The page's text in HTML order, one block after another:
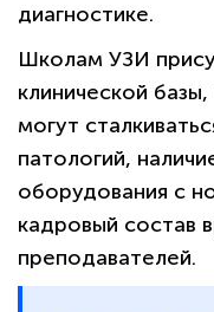
диагностике.
Школам УЗИ
клинической
могут
патологий,
оборудования с
кадровый состав
преподавателей.